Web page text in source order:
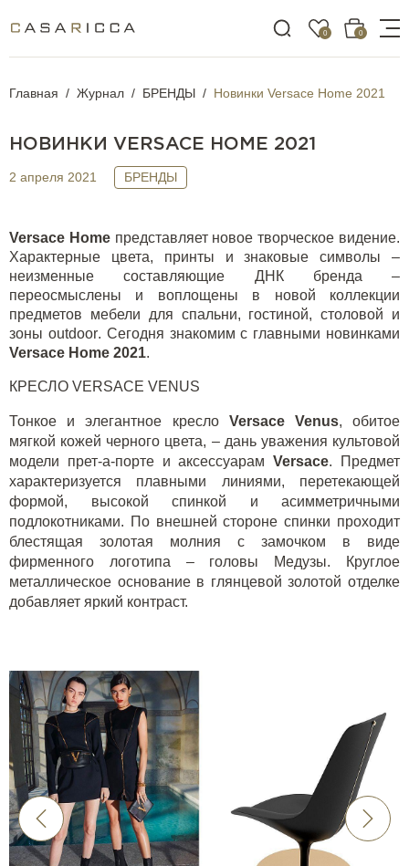
0 0
Главная Журнал БРЕНДЫ Новинки Versace Home 2021
НОВИНКИ VERSACE HOME 2021
2 апреля 2021 БРЕНДЫ
Versace Homeпредставляет новое творческое видение.
Характерные цвета, принты и знаковые символы –
неизменные составляющие ДНК бренда –
переосмыслены и воплощены в новой коллекции
предметов мебели для спальни, гостиной, столовой и
зоны outdoor. Сегодня знакомим с главными новинками
Versace Home 2021.
КРЕСЛО VERSACE VENUS
Тонкое и элегантное кресло Versace Venus, обитое
мягкой кожей черного цвета, – дань уважения культовой
модели прет-а-порте и аксессуарамVersace. Предмет
характеризуется плавными линиями, перетекающей
формой, высокой спинкой и асимметричными
подлокотниками. По внешней стороне спинки проходит
блестящая золотая молния с замочком в виде
фирменного логотипа – головы Медузы. Круглое
металлическое основание в глянцевой золотой отделке
добавляет яркий контраст.